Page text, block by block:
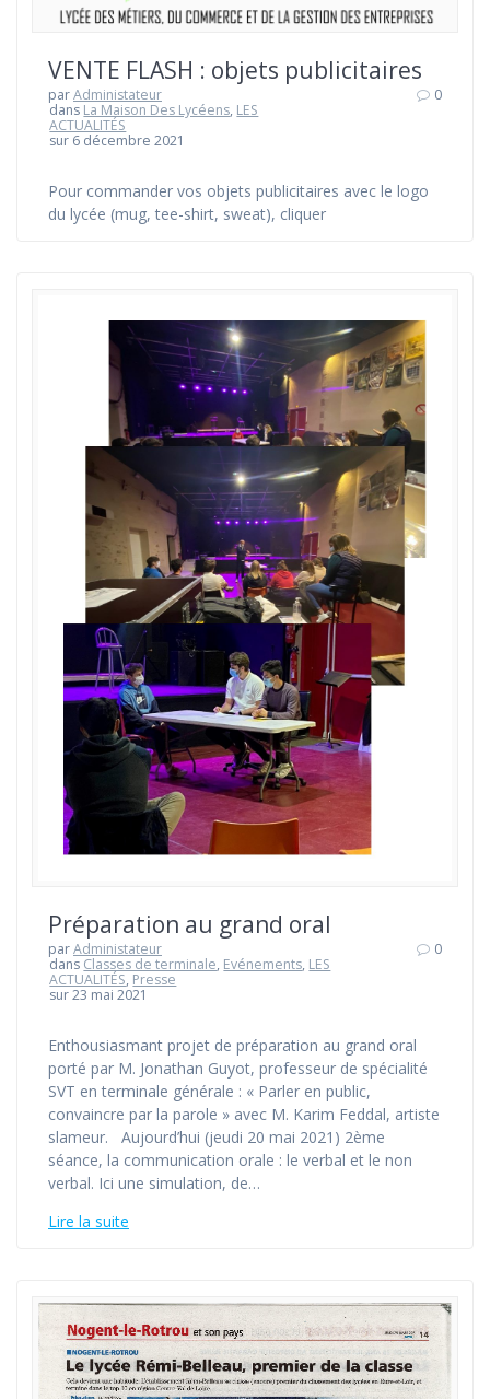
VENTE FLASH : objets publicitaires
parAdministateur
dans La Maison Des Lycéens, LES
ACTUALITÉS
sur 6 décembre 2021
0
Pour commander vos objets publicitaires avec le logo
du lycée (mug, tee-shirt, sweat), cliquer
Préparation au grand oral
parAdministateur
dans Classes de terminale, Evénements, LES
ACTUALITÉS, Presse
sur 23 mai 2021
0
Enthousiasmant projet de préparation au grand oral
porté par M. Jonathan Guyot, professeur de spécialité
SVT en terminale générale : « Parler en public,
convaincre par la parole » avec M. Karim Feddal, artiste
slameur. Aujourd’hui (jeudi 20 mai 2021) 2ème
séance, la communication orale : le verbal et le non
verbal. Ici une simulation, de…
Lire la suite